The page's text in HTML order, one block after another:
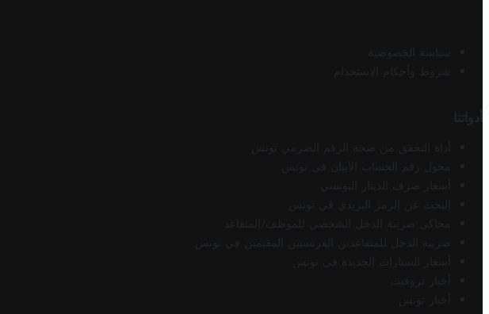
سياسة الخصوصية
شروط وأحكام الاستخدام
أدواتنا
أداة التحقق من صحة الرقم الضريبي تونس
محول رقم الحساب الآيبان في تونس
أسعار صرف الدينار التونسي
البحث عن الرمز البريدي في تونس
محاكي ضريبة الدخل الشخصي للموظف/المتقاعد
ضريبة الدخل للمتقاعدين الفرنسيين المقيمين في تونس
أسعار السيارات الجديدة في تونس
أخبار تروفيت
أخبار تونس